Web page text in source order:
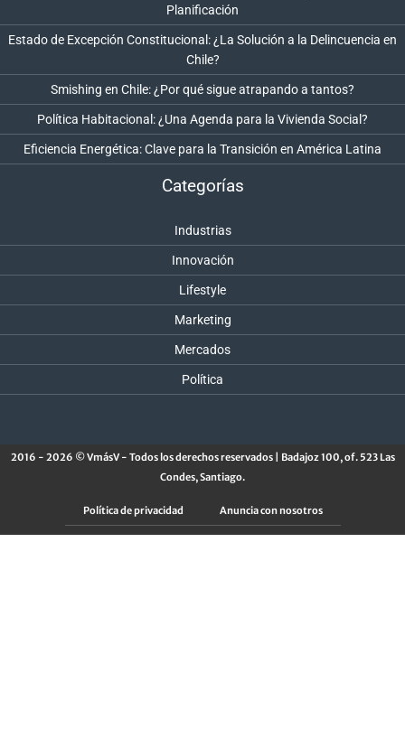
Planificación
Estado de Excepción Constitucional: ¿La Solución a la Delincuencia en
Chile?
Smishing en Chile: ¿Por qué sigue atrapando a tantos?
Política Habitacional: ¿Una Agenda para la Vivienda Social?
Eficiencia Energética: Clave para la Transición en América Latina
Categorías
Industrias
Innovación
Lifestyle
Marketing
Mercados
Política
2016 - 2026 © VmásV - Todos los derechos reservados | Badajoz 100, of. 523 Las
Condes, Santiago.
Política de privacidad Anuncia con nosotros